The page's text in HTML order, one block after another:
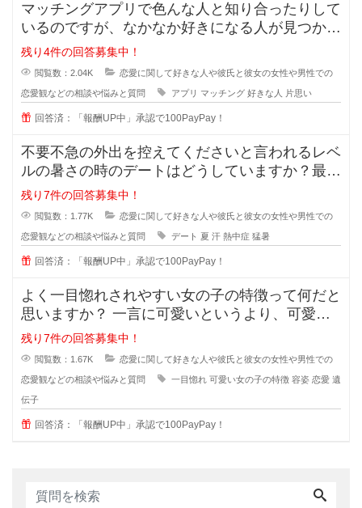
マッチングアプリで色んな人と知り合ったりして
いるのですが、なかなか好きになる人が見つかり
ません。 好きになる人って
残り4件の回答募集中！
閲覧数：2.04K 恋愛に関して好きな人や彼氏と彼女の女性や男性での
恋愛観などの相談や悩みと質問 アプリ マッチング 好きな人 片思い
回答済：「報酬UP中」承認で100PayPay！
不要不急の外出を控えてくださいと言われるレベ
ルの暑さの時のデートはどうしていますか？最近
の夏はとっても暑くて、一歩外に出
残り7件の回答募集中！
閲覧数：1.77K 恋愛に関して好きな人や彼氏と彼女の女性や男性での
恋愛観などの相談や悩みと質問 デート 夏 汗 熱中症 猛暑
回答済：「報酬UP中」承認で100PayPay！
よく一目惚れされやすい女の子の特徴って何だと
思いますか？ 一言に可愛いというより、可愛い
子なんていくらでもいるのに(綺麗
残り7件の回答募集中！
閲覧数：1.67K 恋愛に関して好きな人や彼氏と彼女の女性や男性での
恋愛観などの相談や悩みと質問 一目惚れ 可愛い女の子の特徴 容姿 恋愛 遺
伝子
回答済：「報酬UP中」承認で100PayPay！